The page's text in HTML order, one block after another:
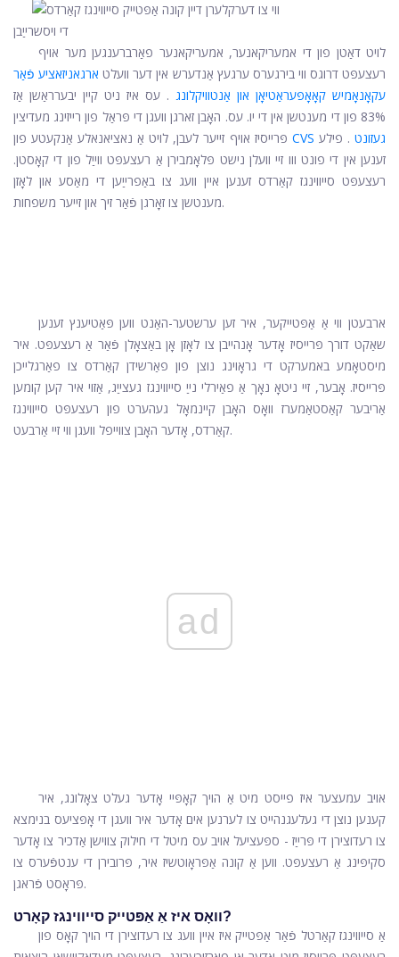
די ויסשרייַבן
לויט דאַטן פון די אמעריקאנער, אמעריקאנער פאַרברענגען מער אויף
רעצעפּט דרוגס ווי בירגערס ערגעץ אַנדערש אין דער וועלט ארגאניזאציע פֿאַר
עקאָנאָמיש קאָאָפּעראַטיאָן און אַנטוויקלונג . עס איז ניט קיין יבערראַשן אַז
83% פון די מענטשן אין די יו. עס. האָבן זארגן וועגן די פּראַל פון רייזינג מעדיצין
CVS געזונט. פילע
זענען אין די פונט ווו זיי וועלן נישט פּלאָמבירן אַ רעצעפּט ווייַל פון די קאָסטן.
רעצעפּט סייווינגז קאַרדס זענען איין וועג צו באַפרייַען די מאַסע און לאָזן
מענטשן צו זאָרגן פֿאַר זיך און זייער משפחות.
ארבעטן ווי אַ אַפּטייקער, איר זען ערשטער-האַנט ווען פּאַטיענץ זענען
שאַקט דורך פּרייסיז אָדער אָנהייבן צו לאָזן אָן באַצאָלן פֿאַר אַ רעצעפּט. איר
מיסטאָמע באמערקט די גראָוינג נוצן פון פאַרשידן קאַרדס צו פאַרגלייכן
פּרייסיז. אָבער, זיי ניטאָ נאָך אַ פאַירלי נייַ סייווינגז געצייַג, אַזוי איר קען קומען
אַריבער קאַסטאַמערז וואָס האָבן קיינמאָל געהערט פון רעצעפּט סייווינגז
קאַרדס, אָדער האָבן צווייפל וועגן ווי זיי אַרבעט.
ad
אויב עמעצער איז פייסט מיט אַ הויך קאָפּיי אָדער געלט צאָלונג, איר
קענען נוצן די געלעגנהייט צו לערנען אים אָדער איר וועגן די אָפּציעס בנימצא
צו רעדוצירן די פּרייַז - ספּעציעל אויב עס מיטל די חילוק צווישן אַדכיר צו אָדער
סקיפּינג אַ רעצעפּט. ווען אַ קונה אַפּראָוטשיז איר, פּרובירן די ענטפֿערס צו
פּראָסט פֿראגן.
וואָס איז אַ אַפּטייק סייווינגז קאָרט?
אַ סייווינגז קאַרטל פֿאַר אַפּטייק איז איין וועג צו רעדוצירן די הויך קאָס פון